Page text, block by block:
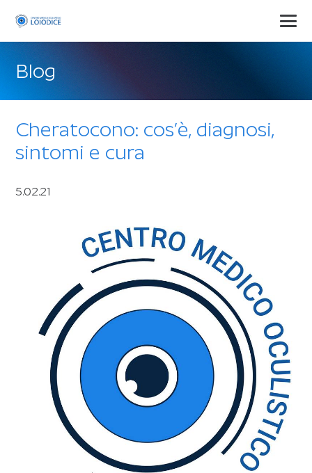
Blog
Cheratocono: cos’è, diagnosi,
sintomi e cura
5.02.21